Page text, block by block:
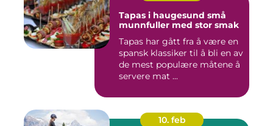
Tapas i haugesund små
munnfuller med stor smak
Tapas har gått fra å være en
spansk klassiker til å bli en av
de mest populære måtene å
servere mat ...
10. feb